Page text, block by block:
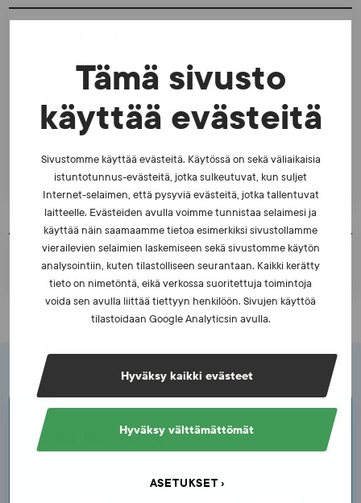
Tämä sivusto
käyttää evästeitä
Sivustomme käyttää evästeitä. Käytössä on sekä väliaikaisia
istuntotunnus-evästeitä, jotka sulkeutuvat, kun suljet
Internet-selaimen, että pysyviä evästeitä, jotka tallentuvat
laitteelle. Evästeiden avulla voimme tunnistaa selaimesi ja
käyttää näin saamaamme tietoa esimerkiksi sivustollamme
vierailevien selaimien laskemiseen sekä sivustomme käytön
analysointiin, kuten tilastolliseen seurantaan. Kaikki kerätty
tieto on nimetöntä, eikä verkossa suoritettuja toimintoja
voida sen avulla liittää tiettyyn henkilöön. Sivujen käyttöä
tilastoidaan Google Analyticsin avulla.
Hyväksy kaikki evästeet
Hyväksy välttämättömät
ASETUKSET
Petteri Lindblom
LAKIASIAINJOHTAJA
petteri.lindblom@suek.fi
TULOSTA SIVU
Tilaa uutiskirje
SUEKin tiedotuslistan kautta saat